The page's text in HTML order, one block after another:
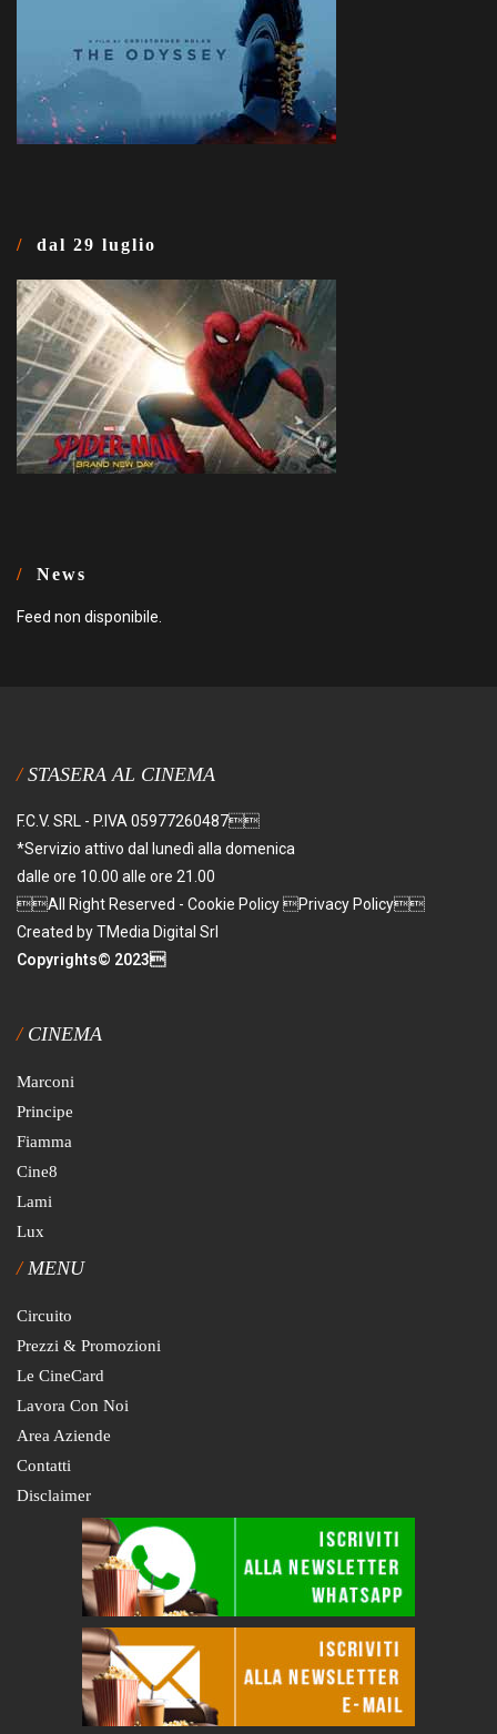
dal 29 luglio
News
Feed non disponibile.
STASERA AL CINEMA
F.C.V. SRL - P.IVA 05977260487
*Servizio attivo dal lunedì alla domenica
dalle ore 10.00 alle ore 21.00
All Right Reserved - Cookie Policy Privacy Policy
Created by TMedia Digital Srl
Copyrights© 2023
CINEMA
Marconi
Principe
Fiamma
Cine8
Lami
Lux
MENU
Circuito
Prezzi & Promozioni
Le CineCard
Lavora Con Noi
Area Aziende
Contatti
Disclaimer